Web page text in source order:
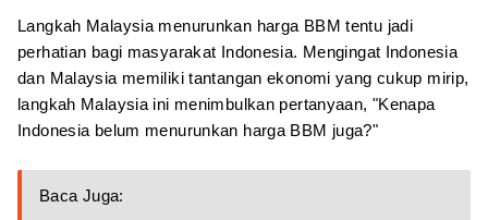
Langkah Malaysia menurunkan harga BBM tentu jadi
perhatian bagi masyarakat Indonesia. Mengingat Indonesia
dan Malaysia memiliki tantangan ekonomi yang cukup mirip,
langkah Malaysia ini menimbulkan pertanyaan, "Kenapa
Indonesia belum menurunkan harga BBM juga?"
Baca Juga: